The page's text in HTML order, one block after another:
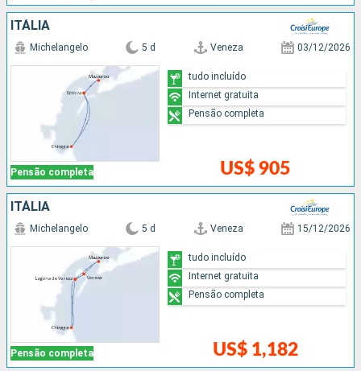
ITÁLIA
Pensão completa
Michelangelo 5 d Veneza 03/12/2026
US$ 905
tudo incluído
Internet gratuita
Pensão completa
ITÁLIA
Pensão completa
Michelangelo 5 d Veneza 15/12/2026
US$ 1,182
tudo incluído
Internet gratuita
Pensão completa